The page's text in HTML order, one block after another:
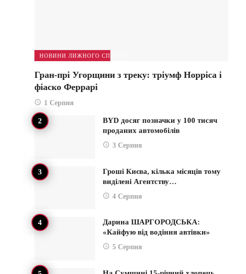
НОВИНИ ЛИЖНОГО СПОРТУ
Гран-прі Угорщини з треку: тріумф Норріса і
фіаско Феррарі
1 Серпня
BYD досяг позначки у 100 тисяч
проданих автомобілів
3 Серпня
Гроші Києва, кілька місяців тому
виділені Агентству…
4 Серпня
Дарина ШАРГОРОДСЬКА:
«Кайфую від водіння автівки»
5 Серпня